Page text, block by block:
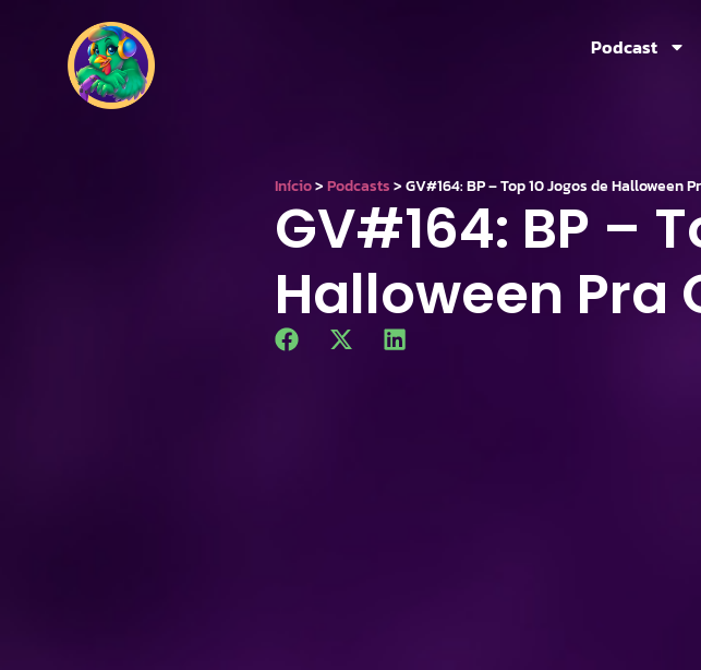
Podcast
Início> Podcasts > GV#164: BP – Top 10 Jogos de Halloween
GV#164: BP –
Halloween Pra